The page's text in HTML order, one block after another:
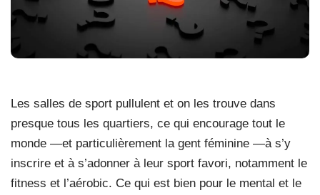
Les salles de sport pullulent et on les trouve dans
presque tous les quartiers, ce qui encourage tout le
monde —et particulièrement la gent féminine —à s’y
inscrire et à s’adonner à leur sport favori, notamment le
fitness et l’aérobic. Ce qui est bien pour le mental et le